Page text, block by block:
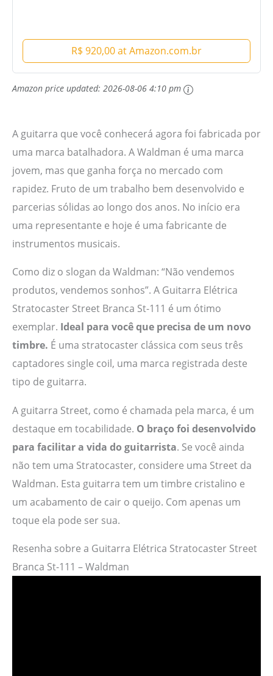
R$ 920,00 at Amazon.com.br
Amazon price updated: 2026-08-06 4:10 pm
A guitarra que você conhecerá agora foi fabricada por
uma marca batalhadora. A Waldman é uma marca
jovem, mas que ganha força no mercado com
rapidez. Fruto de um trabalho bem desenvolvido e
parcerias sólidas ao longo dos anos. No início era
uma representante e hoje é uma fabricante de
instrumentos musicais.
Como diz o slogan da Waldman: “Não vendemos
produtos, vendemos sonhos”. A Guitarra Elétrica
Stratocaster Street Branca St-111 é um ótimo
exemplar. Ideal para você que precisa de um novo
timbre. É uma stratocaster clássica com seus três
captadores single coil, uma marca registrada deste
tipo de guitarra.
A guitarra Street, como é chamada pela marca, é um
destaque em tocabilidade. O braço foi desenvolvido
para facilitar a vida do guitarrista. Se você ainda
não tem uma Stratocaster, considere uma Street da
Waldman. Esta guitarra tem um timbre cristalino e
um acabamento de cair o queijo. Com apenas um
toque ela pode ser sua.
Resenha sobre a Guitarra Elétrica Stratocaster Street
Branca St-111 – Waldman